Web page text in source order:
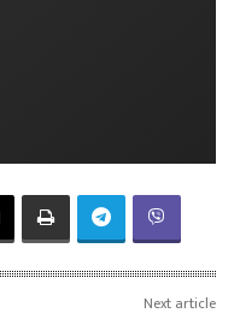
Next article